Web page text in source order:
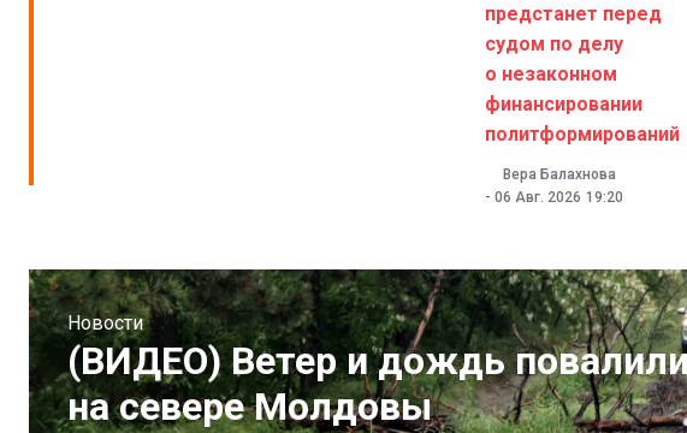
предстанет перед
судом по делу
о незаконном
финансировании
политформирований
Вера Балахнова
- 06 Авг. 2026 19:20
Новости
(ВИДЕО) Ветер и дождь
на севере Молдовы